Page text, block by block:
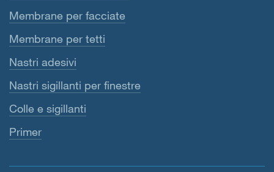
Membrane per facciate
Membrane per tetti
Nastri adesivi
Nastri sigillanti per finestre
Colle e sigillanti
Primer